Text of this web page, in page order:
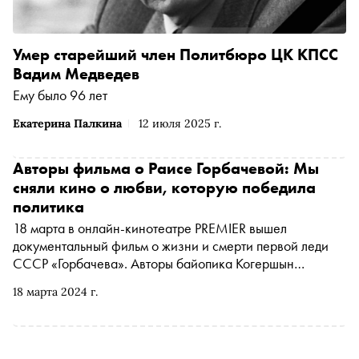
Екатерина Палкина 12 июля 2025 г.
Умер старейший член Политбюро ЦК КПСС
Вадим Медведев
Ему было 96 лет
18 марта 2024 г.
Авторы фильма о Раисе Горбачевой: Мы
сняли кино о любви, которую победила
политика
18 марта в онлайн-кинотеатре PREMIER вышел
документальный фильм о жизни и смерти первой леди
СССР «Горбачева». Авторы байопика Когершын
обращались к архивам и даже восстановили с помощью